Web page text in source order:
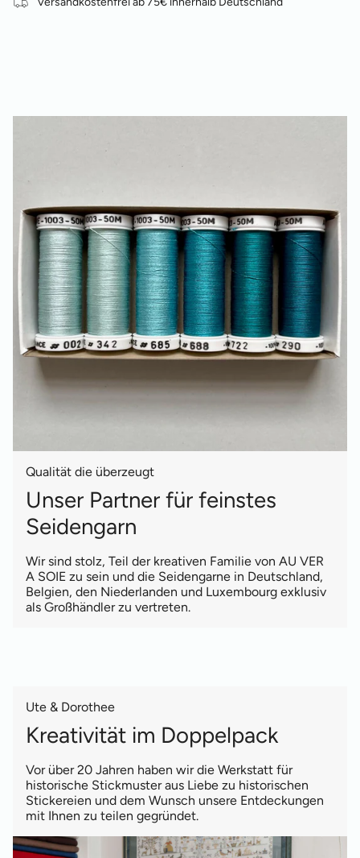
Qualität die überzeugt
Unser Partner für feinstes
Seidengarn
Wir sind stolz, Teil der kreativen Familie von AU VER
A SOIE zu sein und die Seidengarne in Deutschland,
Belgien, den Niederlanden und Luxembourg exklusiv
als Großhändler zu vertreten.
Ute & Dorothee
Kreativität im Doppelpack
Vor über 20 Jahren haben wir die Werkstatt für
historische Stickmuster aus Liebe zu historischen
Stickereien und dem Wunsch unsere Entdeckungen
mit Ihnen zu teilen gegründet.